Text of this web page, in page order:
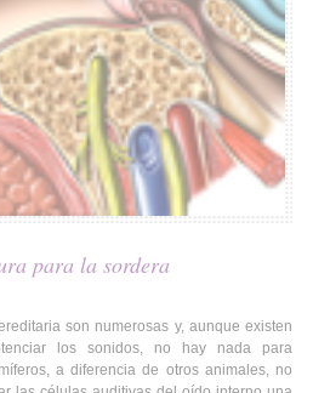
para la sordera
son numerosas y, aunque existen
los sonidos, no hay nada para
a diferencia de otros animales, no